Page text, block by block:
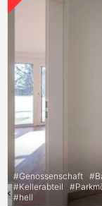
#Genossenschaft #
#Kellerabteil #
#hell